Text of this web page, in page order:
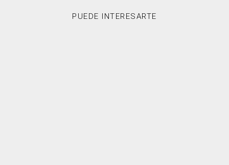
PUEDE INTERESARTE